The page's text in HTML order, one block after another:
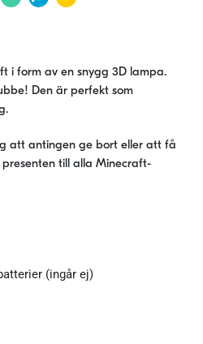
i form av en snygg 3D lampa.
Den är perfekt som
att antingen ge bort eller att få
till alla Minecraft-
(ingår ej)